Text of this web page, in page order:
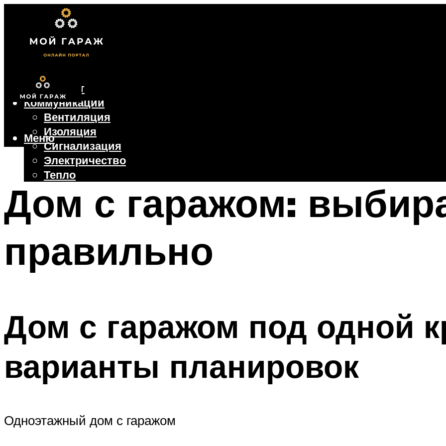
Фундамент
Коммуникации
Вентиляция
Изоляция
Сигнализация
Электричество
Тепло
Крыша
Ворота
Меню
Дом с гаражом:
правильно
Дом с гаражом под одной
варианты планировок
Одноэтажный дом с гаражом